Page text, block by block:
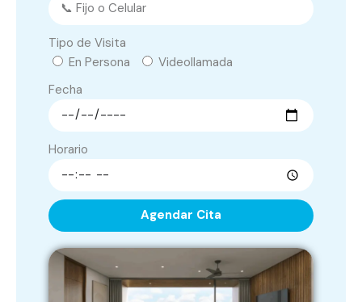
Tipo de Visita
En Persona
Videollamada
Fecha
Horario
Agendar Cita